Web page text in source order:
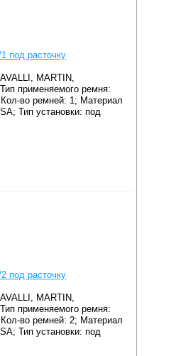
под расточку
MARTIN,
Тип применяемого ремня:
Кол-во ремней: 1; Материал
Тип установки: под
под расточку
MARTIN,
Тип применяемого ремня:
Кол-во ремней: 2; Материал
Тип установки: под